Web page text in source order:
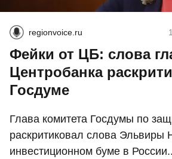
regionvoice.ru
Фейки от ЦБ: слова
Центробанка
Госдуме
Глава комитета Госдумы по
раскритиковал слова Эльвиры
инвестиционном буме в